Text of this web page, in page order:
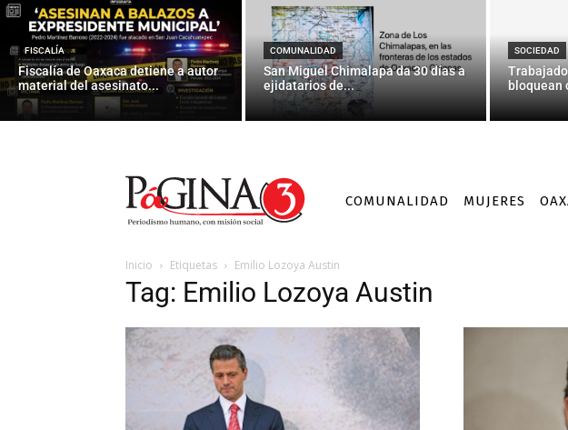
FISCALÍA
Fiscalía de Oaxaca detiene a autor
material del asesinato...
COMUNALIDAD
San Miguel Chimalapa da 30 días a
ejidatarios de...
SOCIEDAD
bloquean
COMUNALIDAD MUJERES
Inicio Etiquetas Emilio Lozoya Austin
Tag: Emilio Lozoya Austin